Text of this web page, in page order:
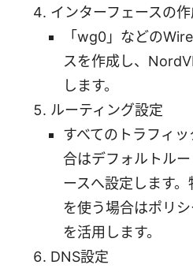
インターフェースの
「wg0」などの
スを作成し、
します。
ルーティング設定
すべてのトラフィ
合はデフォルトル
ースへ設定します
を使う場合はポリ
を活用します。
DNS設定